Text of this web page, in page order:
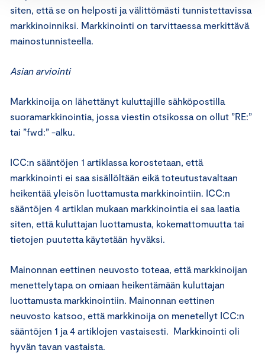
siten, että se on helposti ja välittömästi tunnistettavissa
markkinoinniksi. Markkinointi on tarvittaessa merkittävä
mainostunnisteella.
Asian arviointi
Markkinoija on lähettänyt kuluttajille sähköpostilla
suoramarkkinointia, jossa viestin otsikossa on ollut ”RE:”
tai ”fwd:” -alku.
ICC:n sääntöjen 1 artiklassa korostetaan, että
markkinointi ei saa sisällöltään eikä toteutustavaltaan
heikentää yleisön luottamusta markkinointiin. ICC:n
sääntöjen 4 artiklan mukaan markkinointia ei saa laatia
siten, että kuluttajan luottamusta, kokemattomuutta tai
tietojen puutetta käytetään hyväksi.
Mainonnan eettinen neuvosto toteaa, että markkinoijan
menettelytapa on omiaan heikentämään kuluttajan
luottamusta markkinointiin. Mainonnan eettinen
neuvosto katsoo, että markkinoija on menetellyt ICC:n
sääntöjen 1 ja 4 artiklojen vastaisesti. Markkinointi oli
hyvän tavan vastaista.